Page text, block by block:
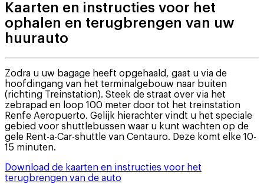
Kaarten en instructies voor het
ophalen en terugbrengen van uw
huurauto
Zodra u uw bagage heeft opgehaald, gaat u via de
hoofdingang van het terminalgebouw naar buiten
(richting Treinstation). Steek de straat over via het
zebrapad en loop 100 meter door tot het treinstation
Renfe Aeropuerto. Gelijk hierachter vindt u het speciale
gebied voor shuttlebussen waar u kunt wachten op de
gele Rent-a-Car-shuttle van Centauro. Deze komt elke 10-
15 minuten.
Download de kaarten en instructies voor het
terugbrengen van de auto